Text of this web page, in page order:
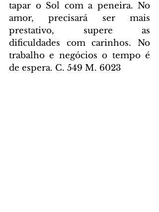
tapar o Sol com a peneira. No
amor, precisará ser mais
prestativo, supere as
dificuldades com carinhos. No
trabalho e negócios o tempo é
de espera. C. 549 M. 6023